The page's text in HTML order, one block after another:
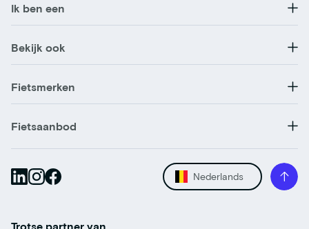
Ik ben een
Bekijk ook
Fietsmerken
Fietsaanbod
Nederlands
Trotse partner van